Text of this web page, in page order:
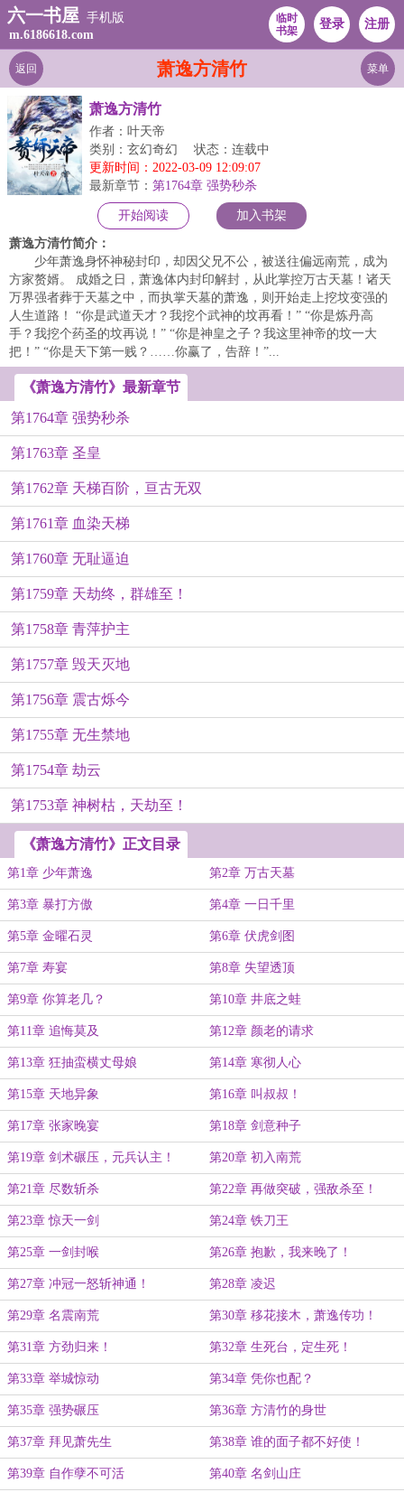
六一书屋 手机版
m.6186618.com
临时
书架
登录 注册
萧逸方清竹
返回 菜单
萧逸方清竹
作者：叶天帝
类别：玄幻奇幻
状态：连载中
更新时间：2022-03-09 12:09:07
最新章节： 第1764章 强势秒杀
开始阅读 加入书架
萧逸方清竹简介：
少年萧逸身怀神秘封印，却因父兄不公，被送往偏远南荒，成为
方家赘婿。 成婚之日，萧逸体内封印解封，从此掌控万古天墓！诸天
万界强者葬于天墓之中，而执掌天墓的萧逸，则开始走上挖坟变强的
人生道路！ “你是武道天才？我挖个武神的坟再看！” “你是炼丹高
手？我挖个药圣的坟再说！” “你是神皇之子？我这里神帝的坟一大
把！” “你是天下第一贱？……你赢了，告辞！”...
《萧逸方清竹》最新章节
第1764章 强势秒杀
第1763章 圣皇
第1762章 天梯百阶，亘古无双
第1761章 血染天梯
第1760章 无耻逼迫
第1759章 天劫终，群雄至！
第1758章 青萍护主
第1757章 毁天灭地
第1756章 震古烁今
第1755章 无生禁地
第1754章 劫云
第1753章 神树枯，天劫至！
《萧逸方清竹》正文目录
第1章 少年萧逸 第2章 万古天墓
第3章 暴打方傲 第4章 一日千里
第5章 金曜石灵 第6章 伏虎剑图
第7章 寿宴 第8章 失望透顶
第9章 你算老几？ 第10章 井底之蛙
第11章 追悔莫及 第12章 颜老的请求
第13章 狂抽蛮横丈母娘 第14章 寒彻人心
第15章 天地异象 第16章 叫叔叔！
第17章 张家晚宴 第18章 剑意种子
第19章 剑术碾压，元兵认主！ 第20章 初入南荒
第21章 尽数斩杀 第22章 再做突破，强敌杀至！
第23章 惊天一剑 第24章 铁刀王
第25章 一剑封喉 第26章 抱歉，我来晚了！
第27章 冲冠一怒斩神通！ 第28章 凌迟
第29章 名震南荒 第30章 移花接木，萧逸传功！
第31章 方劲归来！ 第32章 生死台，定生死！
第33章 举城惊动 第34章 凭你也配？
第35章 强势碾压 第36章 方清竹的身世
第37章 拜见萧先生 第38章 谁的面子都不好使！
第39章 自作孽不可活 第40章 名剑山庄